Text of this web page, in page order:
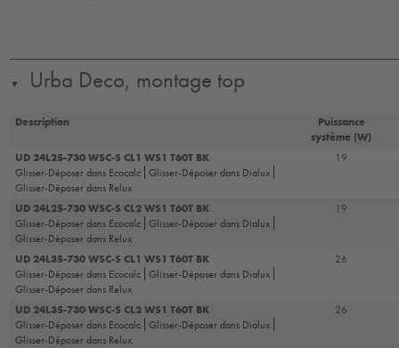
▼ Urba Deco, montage top
Description
Puissance
système (W)
UD 24L25-730 WSC-S CL1 WS1 T60T BK
Glisser-Déposer dans Ecocalc Glisser-Déposer dans Dialux
Glisser-Déposer dans Relux
19
UD 24L25-730 WSC-S CL2 WS1 T60T BK
Glisser-Déposer dans Ecocalc Glisser-Déposer dans Dialux
Glisser-Déposer dans Relux
19
UD 24L35-730 WSC-S CL1 WS1 T60T BK
Glisser-Déposer dans Ecocalc Glisser-Déposer dans Dialux
Glisser-Déposer dans Relux
26
UD 24L35-730 WSC-S CL2 WS1 T60T BK
Glisser-Déposer dans Ecocalc Glisser-Déposer dans Dialux
Glisser-Déposer dans Relux
26